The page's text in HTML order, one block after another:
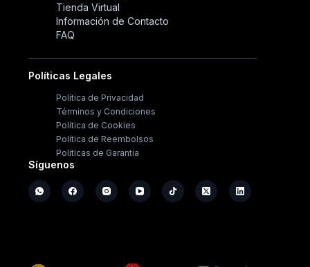
Tienda Virtual
Información de Contacto
FAQ
Políticas Legales
Política de Privacidad
Términos y Condiciones
Política de Cookies
Política de Reembolsos
Políticas de Garantía
Síguenos